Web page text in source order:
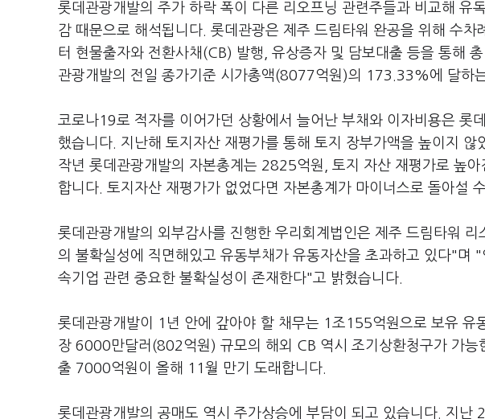
롯데관광개발의 주가 하락 폭이 다른 리오프닝 관련주들과 비교해 유
감 때문으로 해석됩니다. 롯데관광은 제주 드림타워 완공을 위해 수
터 현물출자와 전환사채(CB) 발행, 유상증자 및 담보대출 등을 통해
관광개발의 전일 종가기준 시가총액(8077억원)의 173.33%에 달하
코로나19로 적자를 이어가던 상황에서 늘어난 부채와 이자비용은 롯
했습니다. 지난해 토지자산 재평가를 통해 토지 장부가액을 높이지 않
작년 롯데관광개발의 자본총계는 2825억원, 토지 자산 재평가로 높
합니다. 토지자산 재평가가 없었다면 자본총계가 마이너스로 돌아설
롯데관광개발의 외부감사를 진행한 우리회계법인은 제주 드림타워
의 불확실성에 직면해있고 유동부채가 유동자산을 초과하고 있다"며
속기업 관련 중요한 불확실성이 존재한다"고 밝혔습니다.
롯데관광개발이 1년 안에 갚아야 할 채무는 1조155억원으로 보유
장 6000만달러(802억원) 규모의 해외 CB 역시 조기상환청구가 가능
출 7000억원이 올해 11월 만기 도래합니다.
롯데관광개발의 공매도 역시 주가상승에 부담이 되고 있습니다. 지난